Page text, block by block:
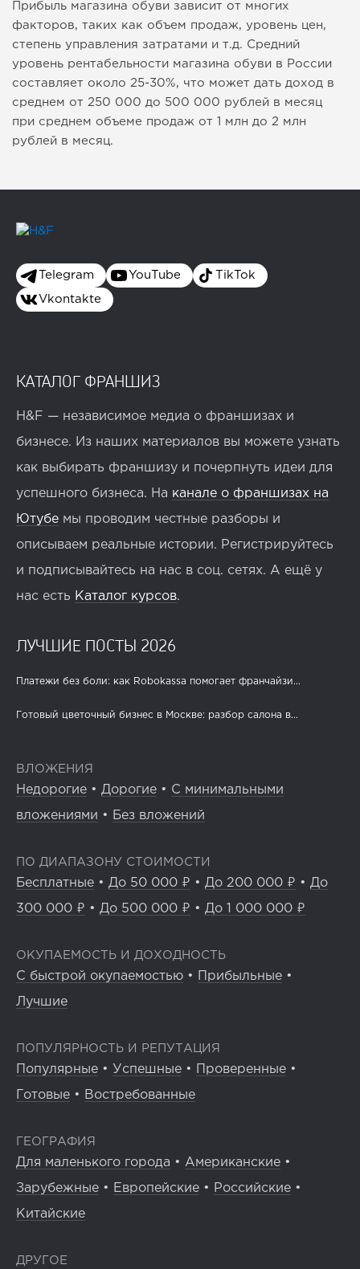
Прибыль магазина обуви зависит от многих
факторов, таких как объем продаж, уровень цен,
степень управления затратами и т.д. Средний
уровень рентабельности магазина обуви в России
составляет около 25-30%, что может дать доход в
среднем от 250 000 до 500 000 рублей в месяц
при среднем объеме продаж от 1 млн до 2 млн
рублей в месяц.
Telegram YouTube TikTok
Vkontakte
КАТАЛОГ ФРАНШИЗ
H&F — независимое медиа о франшизах и
бизнесе. Из наших материалов вы можете узнать
как выбирать франшизу и почерпнуть идеи для
успешного бизнеса. На канале о франшизах на
Ютубе мы проводим честные разборы и
описываем реальные истории. Регистрируйтесь
и подписывайтесь на нас в соц. сетях. А ещё у
нас есть Каталог курсов.
ЛУЧШИЕ ПОСТЫ 2026
Платежи без боли: как Robokassa помогает франчайзи...
Готовый цветочный бизнес в Москве: разбор салона в...
ВЛОЖЕНИЯ
Недорогие • Дорогие • С минимальными
вложениями • Без вложений
ПО ДИАПАЗОНУ СТОИМОСТИ
Бесплатные • До 50 000 ₽ • До 200 000 ₽ • До
300 000 ₽ • До 500 000 ₽ • До 1 000 000 ₽
ОКУПАЕМОСТЬ И ДОХОДНОСТЬ
С быстрой окупаемостью • Прибыльные •
Лучшие
ПОПУЛЯРНОСТЬ И РЕПУТАЦИЯ
Популярные • Успешные • Проверенные •
Готовые • Востребованные
ГЕОГРАФИЯ
Для маленького города • Американские •
Зарубежные • Европейские • Российские •
Китайские
ДРУГОЕ